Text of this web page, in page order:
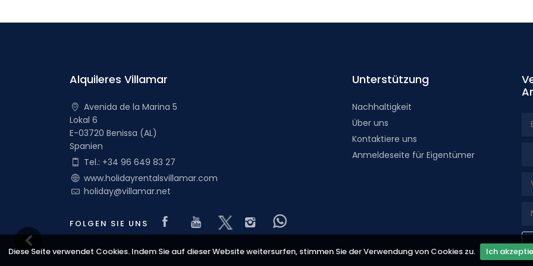
Diese Seite verwendet Cookies. Indem Sie auf dieser Website weitersurfen, stimmen Sie der Verwendung von Cookies zu. Ich
Alquileres Villamar
Avenida de la Marina 5
Lokal 6
E-03720 Benissa (AL)
Spanien
Tel.: +34 96 649 83 27
www.holidayrentalsvillamar.com
holiday@villamar.net
FOLGEN SIE UNS Visit our Facebook page
Visit our youtube page
Visit our x page
Visit our isntagram page
Unterstützung
Nachhaltigkeit
Über uns
Kontaktiere uns
Anmeldeseite für Eigentümer